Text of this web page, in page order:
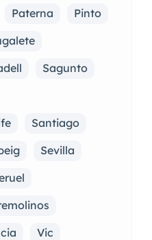
Paterna
Pinto
Sagunto
Santiago
Sevilla
Vic